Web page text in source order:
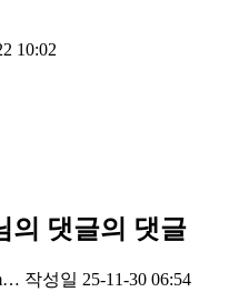
10:02
의 댓글의 댓글
작성일 25-11-30 06:54